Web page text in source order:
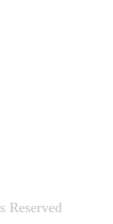
Reserved